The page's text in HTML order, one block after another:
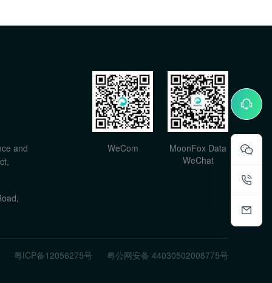
and
WeCom
MoonFox Data
WeChat
粤ICP备12056275号 粤公网安备 44030502008775号